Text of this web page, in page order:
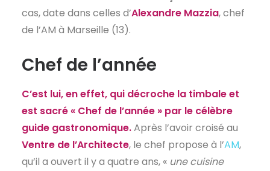
EN
cas, date dans celles d’Alexandre Mazzia, chef
de l’AM à Marseille (13).
Chef de l’année
C’est lui, en effet, qui décroche la timbale et
est sacré « Chef de l’année » par le célèbre
guide gastronomique.Après l’avoir croisé au
Ventre de l’Architecte, le chef propose à l’AM,
qu’il a ouvert il y a quatre ans, « une cuisine